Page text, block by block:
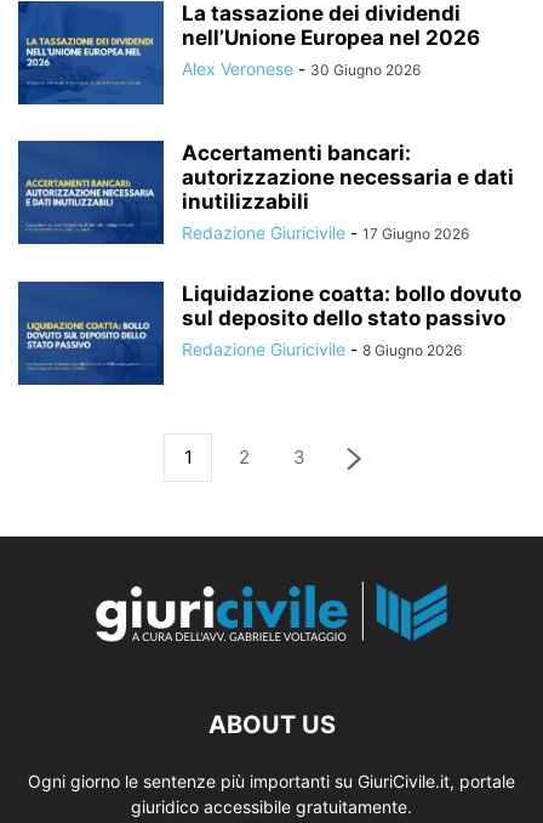
La tassazione dei dividendi
nell’Unione Europea nel 2026
Alex Veronese - 30 Giugno 2026
Accertamenti bancari:
autorizzazione necessaria e dati
inutilizzabili
Redazione Giuricivile - 17 Giugno 2026
Liquidazione coatta: bollo dovuto
sul deposito dello stato passivo
Redazione Giuricivile - 8 Giugno 2026
1 2 3
ABOUT US
Ogni giorno le sentenze più importanti su GiuriCivile.it, portale
giuridico accessibile gratuitamente.